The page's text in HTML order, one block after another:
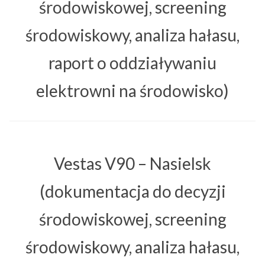
środowiskowej, screening
środowiskowy, analiza hałasu,
raport o oddziaływaniu
elektrowni na środowisko)
Vestas V90 – Nasielsk
(dokumentacja do decyzji
środowiskowej, screening
środowiskowy, analiza hałasu,